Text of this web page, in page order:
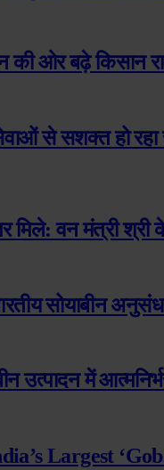
की ओर बढ़े किसान
से सशक्त हो
मिले: वन मंत्री श्री
सोयाबीन
उत्पादन में
Largest